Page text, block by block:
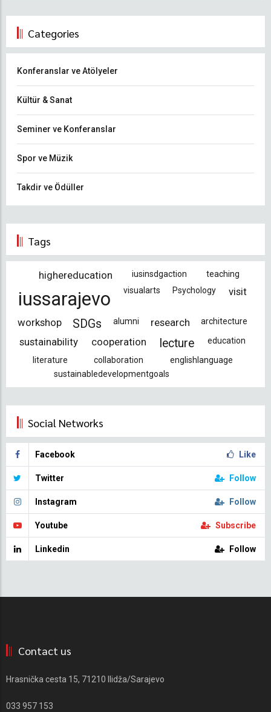
Categories
Konferanslar ve Atölyeler
Kültür & Sanat
Seminer ve Konferanslar
Spor ve Müzik
Takdir ve Ödüller
Tags
highereducation iusinsdgaction teaching
iussarajevo visualarts Psychology visit
workshop SDGs alumni research architecture
sustainability cooperation lecture
education
literature
collaboration
englishlanguage
sustainabledevelopmentgoals
Social Networks
Facebook Like
Twitter Follow
Instagram Follow
Youtube Subscribe
Linkedin Follow
Contact us
Hrasnička cesta 15, 71210 Ilidža/Sarajevo
033 957 153